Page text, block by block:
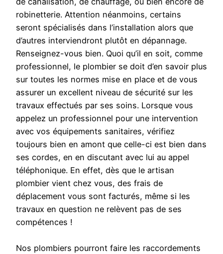
robinetterie. Attention néanmoins, certains
seront spécialisés dans l’installation alors que
d’autres interviendront plutôt en dépannage.
Renseignez-vous bien. Quoi qu’il en soit, comme
professionnel, le plombier se doit d’en savoir plus
sur toutes les normes mise en place et de vous
assurer un excellent niveau de sécurité sur les
travaux effectués par ses soins. Lorsque vous
appelez un professionnel pour une intervention
avec vos équipements sanitaires, vérifiez
toujours bien en amont que celle-ci est bien dans
ses cordes, en en discutant avec lui au appel
téléphonique. En effet, dès que le artisan
plombier vient chez vous, des frais de
déplacement vous sont facturés, même si les
travaux en question ne relèvent pas de ses
compétences !
Nos plombiers pourront faire les raccordements